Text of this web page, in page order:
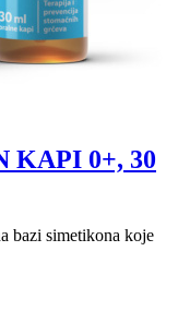
KAPI 0+, 30
bazi simetikona koje